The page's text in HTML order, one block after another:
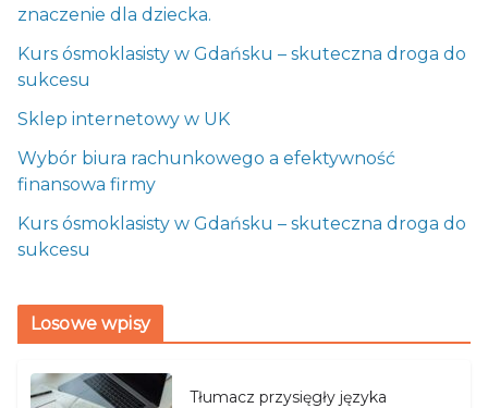
znaczenie dla dziecka.
Kurs ósmoklasisty w Gdańsku – skuteczna droga do
sukcesu
Sklep internetowy w UK
Wybór biura rachunkowego a efektywność
finansowa firmy
Kurs ósmoklasisty w Gdańsku – skuteczna droga do
sukcesu
Losowe wpisy
Tłumacz przysięgły języka